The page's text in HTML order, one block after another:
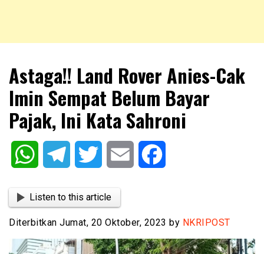
NKRIPOST
Astaga!! Land Rover Anies-Cak
Imin Sempat Belum Bayar
Pajak, Ini Kata Sahroni
WhatsAppTelegram Twitter Email
Listen to this article
Diterbitkan Jumat, 20 Oktober, 2023 by NKRIPOST